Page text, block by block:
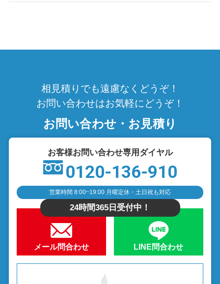
相見積りでも遠慮なくどうぞ！
お問い合わせはお気軽にどうぞ！
お問い合わせ・お見積り
お客様お問い合わせ専用ダイヤル
0120-136-910
営業時間 8:00~19:00 月曜定休・土日祝も対応
24時間365日受付中！
メール問合わせ LINE問合わせ